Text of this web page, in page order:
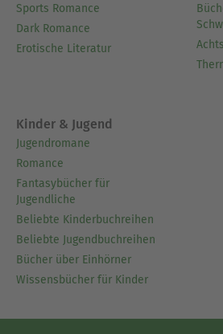
Sports Romance
Dark Romance
Erotische Literatur
Kinder & Jugend
Jugendromane
Romance
Fantasybücher für
Jugendliche
Beliebte Kinderbuchreihen
Beliebte Jugendbuchreihen
Bücher über Einhörner
Wissensbücher für Kinder